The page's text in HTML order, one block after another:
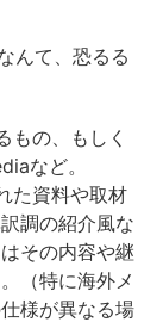
んて、恐るる
の、もしく
など。
た資料や取材
調の紹介風な
その内容や継
（特に海外メ
様が異なる場